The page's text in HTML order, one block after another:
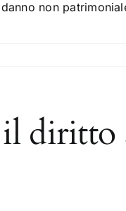
non
diritto